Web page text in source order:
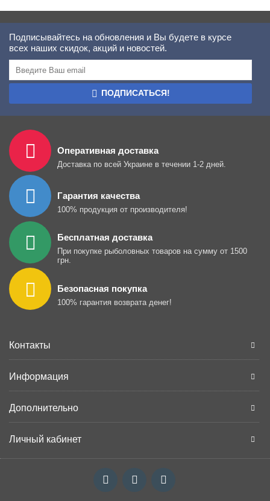
Подписывайтесь на обновления и Вы будете в курсе
всех наших скидок, акций и новостей.
ПОДПИСАТЬСЯ!
Оперативная доставка
Доставка по всей Украине в течении 1-2 дней.
Гарантия качества
100% продукция от производителя!
Бесплатная доставка
При покупке рыболовных товаров на сумму от 1500
грн.
Безопасная покупка
100% гарантия возврата денег!
Контакты
Информация
Дополнительно
Личный кабинет